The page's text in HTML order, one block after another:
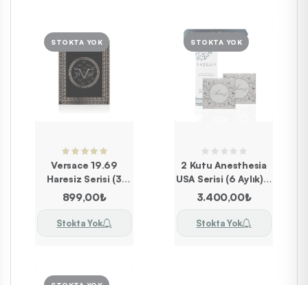
Versace 19.69
Haresiz Serisi (3
Aylık)
899,00₺
Stokta Yok
2 Kutu Anesthesia
USA Serisi (6 Aylık) +
Solüsyon
3.400,00₺
Stokta Yok